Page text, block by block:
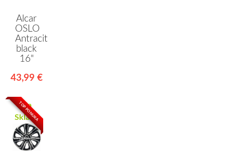
Alcar
OSLO
Antracit
black
16"
43,99 €
TOP PONUKA
Na
Sklade